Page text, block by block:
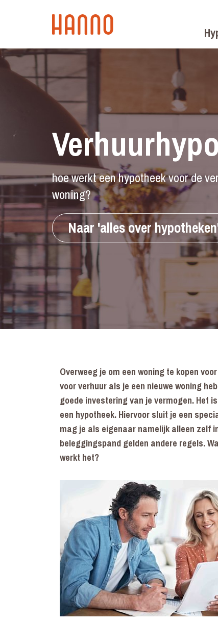
hoe werkt een hypotheek voor de
woning?
Naar 'alles over
Overweeg je om een woning te kopen
voor verhuur als je een nieuwe woning
goede investering van je vermogen. Het
een hypotheek. Hiervoor sluit je een
mag je als eigenaar namelijk alleen zelf
beleggingspand gelden andere regels.
werkt het?